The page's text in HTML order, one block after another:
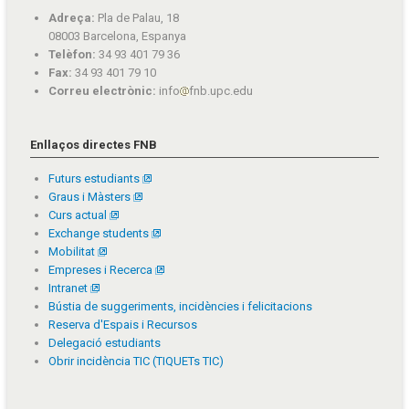
Adreça: Pla de Palau, 18
08003 Barcelona, Espanya
Telèfon: 34 93 401 79 36
Fax: 34 93 401 79 10
Correu electrònic: info fnb.upc.edu
Enllaços directes FNB
Futurs estudiants
Graus i Màsters
Curs actual
Exchange students
Mobilitat
Empreses i Recerca
Intranet
Bústia de suggeriments, incidències i felicitacions
Reserva d'Espais i Recursos
Delegació estudiants
Obrir incidència TIC (TIQUETs TIC)